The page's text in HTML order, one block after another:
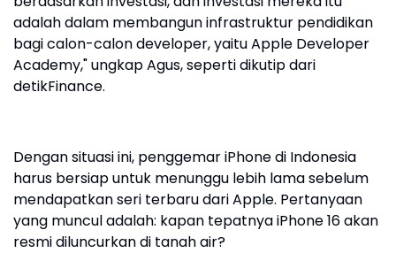
adalah dalam membangun infrastruktur pendidikan
bagi calon-calon developer, yaitu Apple Developer
Academy," ungkap Agus, seperti dikutip dari
detikFinance.
Dengan situasi ini, penggemar iPhone di Indonesia
harus bersiap untuk menunggu lebih lama sebelum
mendapatkan seri terbaru dari Apple. Pertanyaan
yang muncul adalah: kapan tepatnya iPhone 16 akan
resmi diluncurkan di tanah air?